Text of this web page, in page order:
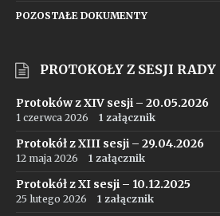
POZOSTAŁE DOKUMENTY
PROTOKOŁY Z SESJI RADY
Protoków z XIV sesji – 20.05.2026
1 czerwca 2026 1 załącznik
Protokół z XIII sesji – 29.04.2026
12 maja 2026 1 załącznik
Protokół z XI sesji – 10.12.2025
25 lutego 2026 1 załącznik